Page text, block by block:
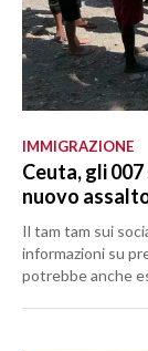
IMMIGRAZIONE
Ceuta, gli
nuovo
Il tam tam sui
informazioni su
potrebbe anche